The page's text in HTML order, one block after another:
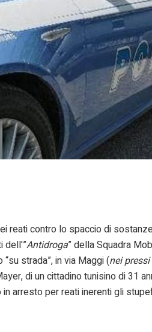
reati contro lo spaccio di
dell'”Antidroga” della Squadra
strada”, in via Maggi (nei
di un cittadino tunisino di 31
arresto per reati inerenti gli